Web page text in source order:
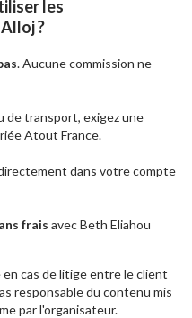
les
?
. Aucune commission ne
de transport, exigez une
Atout France.
dans votre compte
frais avec Beth Eliahou
cas de litige entre le client
responsable du contenu mis
par l'organisateur.